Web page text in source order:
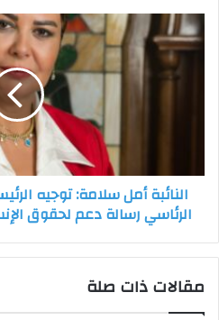
النائبة
أمل
سلامة:
توجيه
الرئاسي
رسالة
دعم
لدولة
النائبة أمل سلامة: توجيه
الرئاسي رسالة دعم لحقوق
مقالات ذات صلة